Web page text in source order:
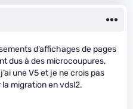
d’affichages de pages
dus à des microcoupures,
une V5 et je ne crois pas
migration en vdsl2.